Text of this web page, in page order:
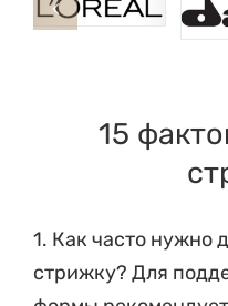
1. Как часто нужно
стрижку? Для
формы
каждые 6–10